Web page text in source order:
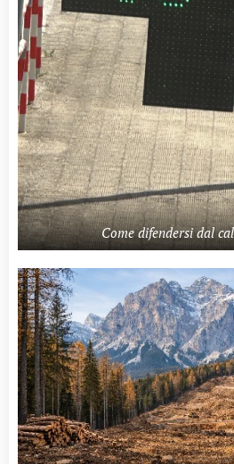
Come difendersi dal